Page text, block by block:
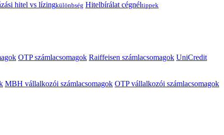
hitel vs lízingkülönbség Hitelbírálat cégnéltippek
OTP számlacsomagok Raiffeisen számlacsomagok UniCredit
MBH vállalkozói számlacsomagok OTP vállalkozói számlacsomagok